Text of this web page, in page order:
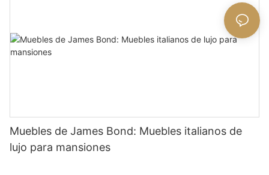
Muebles de James Bond: Muebles italianos de
lujo para mansiones